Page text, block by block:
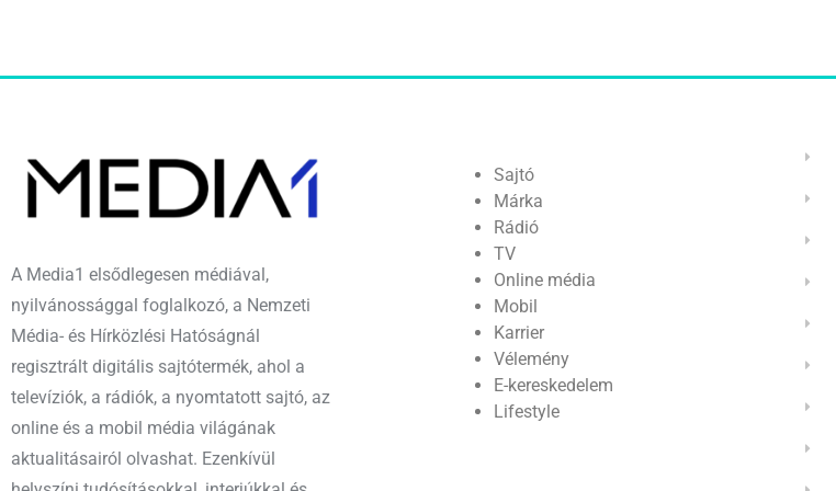
A Media1 elsődlegesen médiával,
nyilvánossággal foglalkozó, a Nemzeti
Média- és Hírközlési Hatóságnál
regisztrált digitális sajtótermék, ahol a
televíziók, a rádiók, a nyomtatott sajtó, az
online és a mobil média világának
aktualitásairól olvashat. Ezenkívül
Sajtó
Márka
Rádió
TV
Online média
Mobil
Karrier
Vélemény
E-kereskedelem
Lifestyle